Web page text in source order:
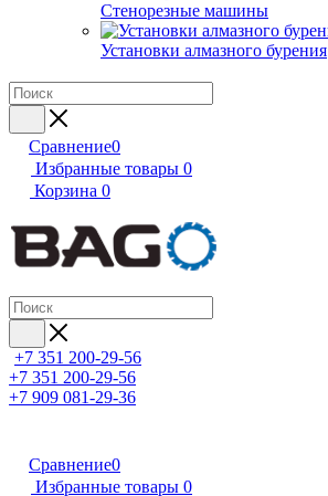
Стенорезные машины
Установки алмазного бурения
Сравнение0
Избранные товары 0
Корзина 0
+7 351 200-29-56
+7 351 200-29-56
+7 909 081-29-36
Сравнение0
Избранные товары 0